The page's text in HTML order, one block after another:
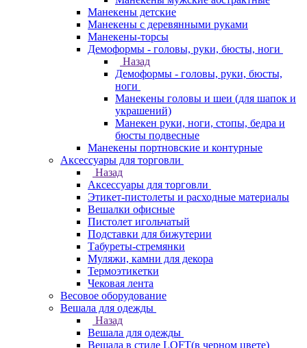
Манекены детские
Манекены с деревянными руками
Манекены-торсы
Демоформы - головы, руки, бюсты, ноги
Назад
Демоформы - головы, руки, бюсты,
ноги
Манекены головы и шеи (для шапок и
украшений)
Манекен руки, ноги, стопы, бедра и
бюсты подвесные
Манекены портновские и контурные
Аксессуары для торговли
Назад
Аксессуары для торговли
Этикет-пистолеты и расходные материалы
Вешалки офисные
Пистолет игольчатый
Подставки для бижутерии
Табуреты-стремянки
Муляжи, камни для декора
Термоэтикетки
Чековая лента
Весовое оборудование
Вешала для одежды
Назад
Вешала для одежды
Вешала в стиле LOFT(в черном цвете)